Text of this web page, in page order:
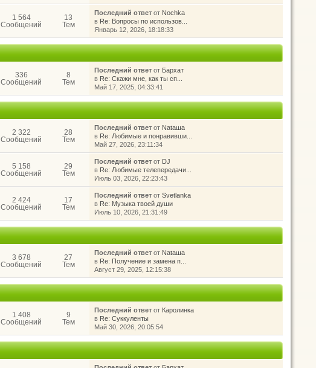
1 564
Сообщений
13
Тем
Последний ответот Nochka
в Re: Вопросы по использов...
Январь 12, 2026, 18:18:33
336
Сообщений
8
Тем
Последний ответот Бархат
в Re: Скажи мне, как ты сп...
Май 17, 2025, 04:33:41
2 322
Сообщений
28
Тем
Последний ответот Nataшa
в Re: Любимые и понравивши...
Май 27, 2026, 23:11:34
5 158
Сообщений
29
Тем
Последний ответот DJ
в Re: Любимые телепередачи...
Июль 03, 2026, 22:23:43
2 424
Сообщений
17
Тем
Последний ответот Svetlanka
в Re: Музыка твоей души
Июль 10, 2026, 21:31:49
3 678
Сообщений
27
Тем
Последний ответот Nataшa
в Re: Получение и замена п...
Август 29, 2025, 12:15:38
1 408
Сообщений
9
Тем
Последний ответот Каролинка
в Re: Суккуленты
Май 30, 2026, 20:05:54